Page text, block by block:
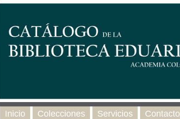
Inicio Colecciones Servicios Contacto